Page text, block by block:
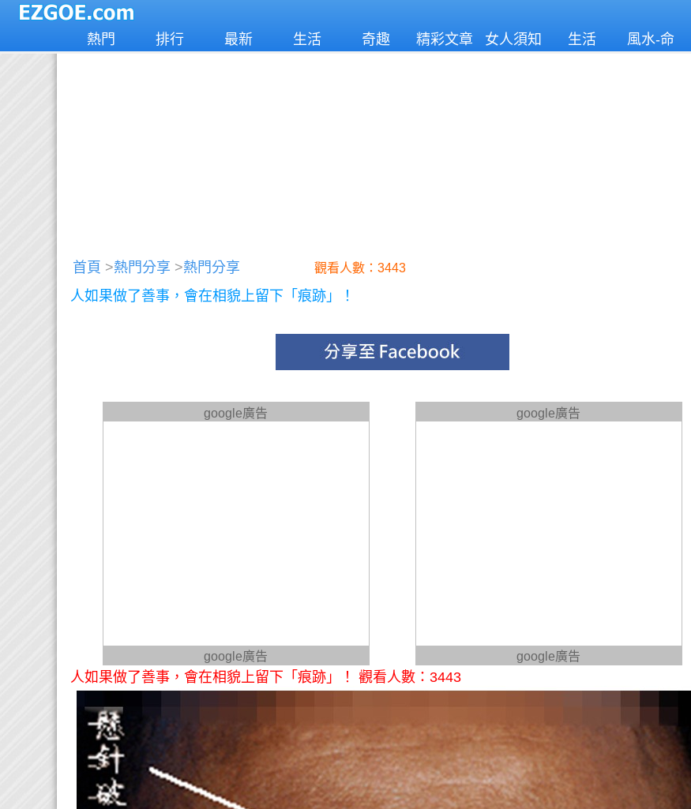
熱門 排行 最新 生活 奇趣 精彩文章 女人須知 生活
風水-命
首頁 >熱門分享 >熱門分享 觀看人數：3443
人如果做了善事，會在相貌上留下「痕跡」！
google廣告
google廣告
google廣告
google廣告
人如果做了善事，會在相貌上留下「痕跡」！ 觀看人數：3443